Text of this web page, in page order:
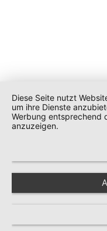
Diese Seite nutzt
um ihre Dienste
Werbung entsprechend
anzuzeigen.